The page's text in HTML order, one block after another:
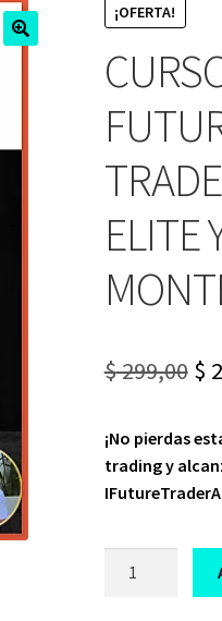
¡OFERTA!
ELITE
$299,00
$
$
¡No pierdas
trading y